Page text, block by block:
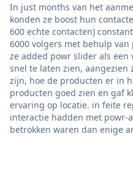
In just months van het
konden ze boost hun
600 echte contacten)
6000 volgers met behulp
ze added powr slider als
snel te laten zien,
zijn, hoe de producten er in
producten goed zien en gaf
ervaring op locatie. in feite
interactie hadden met powr-
betrokken waren dan enige